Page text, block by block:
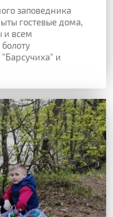
заповедника
гостевые дома,
и всем
и